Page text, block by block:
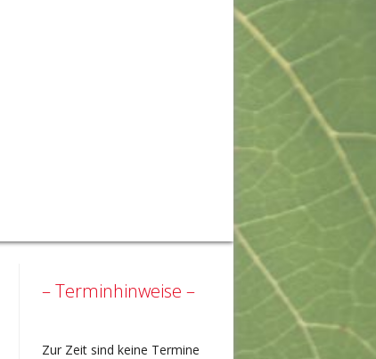
– Terminhinweise –
Zur Zeit sind keine Termine